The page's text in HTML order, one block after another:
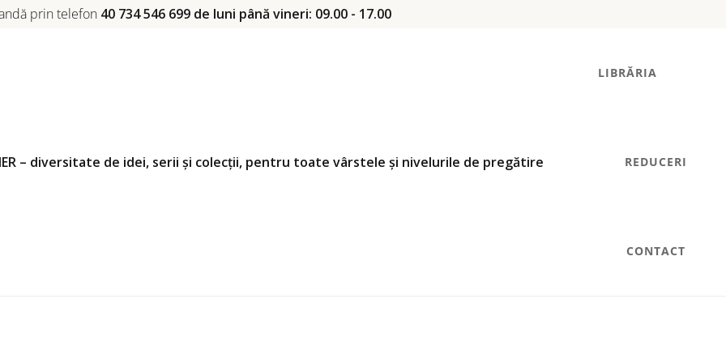
prin telefon 40 734 546 699 de luni până vineri: 09.00 - 17.00
LIBRĂRIA
REDUCERI
CONTACT